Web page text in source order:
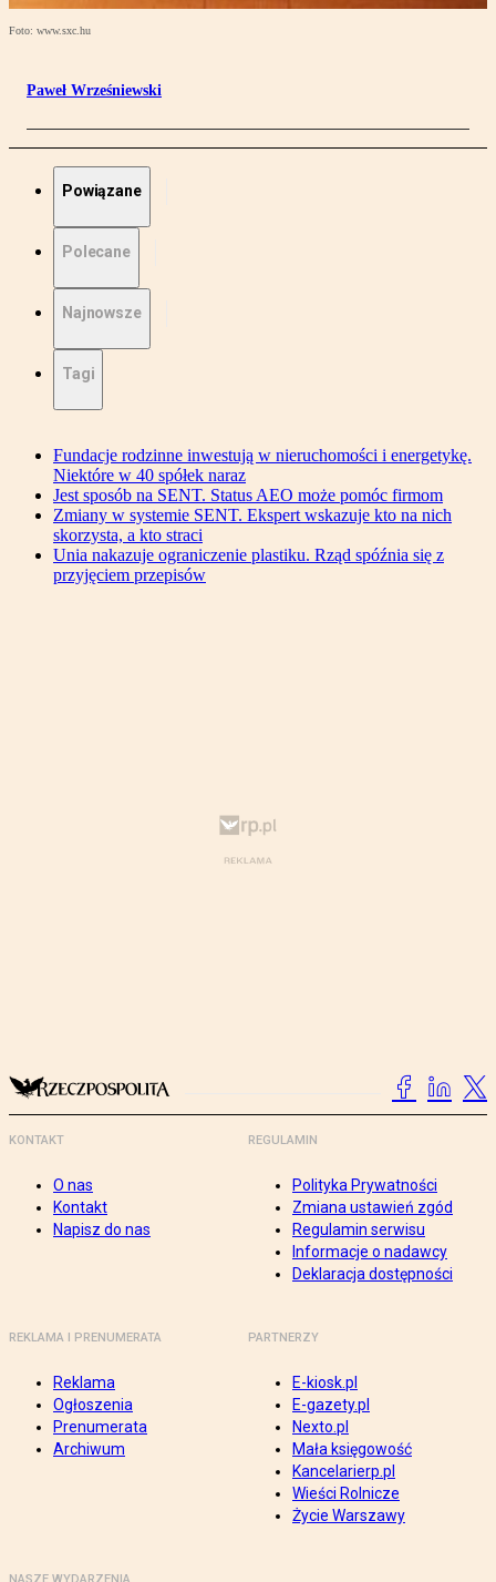
Foto: www.sxc.hu
Paweł Wrześniewski
Powiązane
Polecane
Najnowsze
Tagi
Fundacje rodzinne inwestują w nieruchomości i energetykę.
Niektóre w 40 spółek naraz
Jest sposób na SENT. Status AEO może pomóc firmom
Zmiany w systemie SENT. Ekspert wskazuje kto na nich
skorzysta, a kto straci
Unia nakazuje ograniczenie plastiku. Rząd spóźnia się z
przyjęciem przepisów
KONTAKT
O nas
Kontakt
Napisz do nas
REGULAMIN
Polityka Prywatności
Zmiana ustawień zgód
Regulamin serwisu
Informacje o nadawcy
Deklaracja dostępności
REKLAMA I PRENUMERATA
Reklama
Ogłoszenia
Prenumerata
Archiwum
PARTNERZY
E-kiosk.pl
E-gazety.pl
Nexto.pl
Mała księgowość
Kancelarierp.pl
Wieści Rolnicze
Życie Warszawy